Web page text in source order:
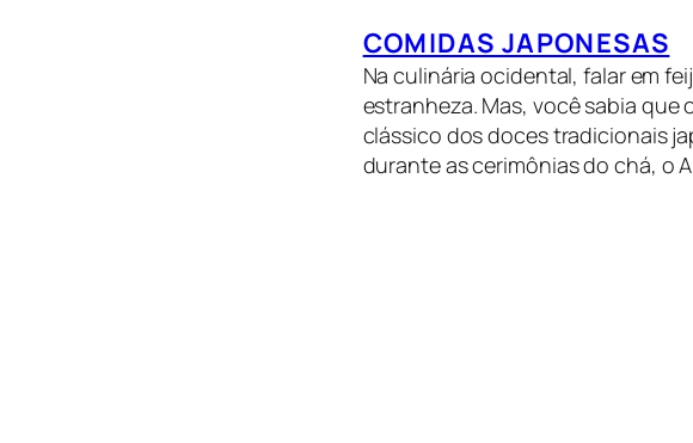
COMIDAS JAPONESAS
Na culinária ocidental, falar em
estranheza. Mas, você sabia que
clássico dos doces tradicionais
durante as cerimônias do chá, o